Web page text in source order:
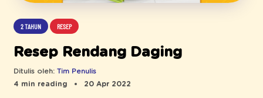
2 TAHUN RESEP
Resep Rendang Daging
Ditulis oleh: Tim Penulis
4 min reading
20 Apr 2022